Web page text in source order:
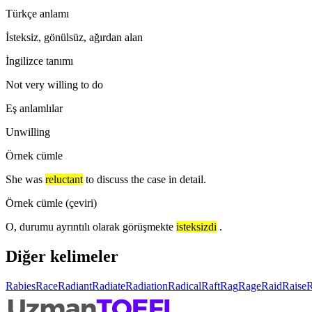
Türkçe anlamı
İsteksiz, gönülsüz, ağırdan alan
İngilizce tanımı
Not very willing to do
Eş anlamlılar
Unwilling
Örnek cümle
She was reluctant to discuss the case in detail.
Örnek cümle (çeviri)
O, durumu ayrıntılı olarak görüşmekte isteksizdi .
Diğer kelimeler
RabiesRaceRadiantRadiateRadiationRadicalRaftRagRageRaidRaise